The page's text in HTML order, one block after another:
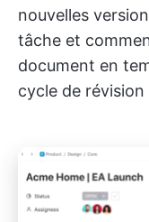
nouvelles
tâche et
document en
cycle de